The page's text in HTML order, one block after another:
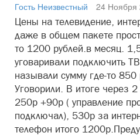
Гость Неизвестный
24 Ноября
Цены на телевидение,
даже в общем пакете
то 1200 рублей.в месяц.
уговаривали подключить
называли сумму где-то 850
Уговорили. В итоге через
250р +90р ( управление
подключал), 530р за
телефон итого